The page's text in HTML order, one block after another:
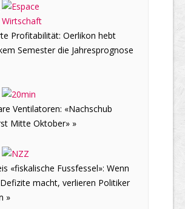
Profitabilität: Oerlikon hebt
Semester die Jahresprognose
Ventilatoren: «Nachschub
Mitte Oktober» »
«fiskalische Fussfessel»: Wenn
macht, verlieren Politiker
»